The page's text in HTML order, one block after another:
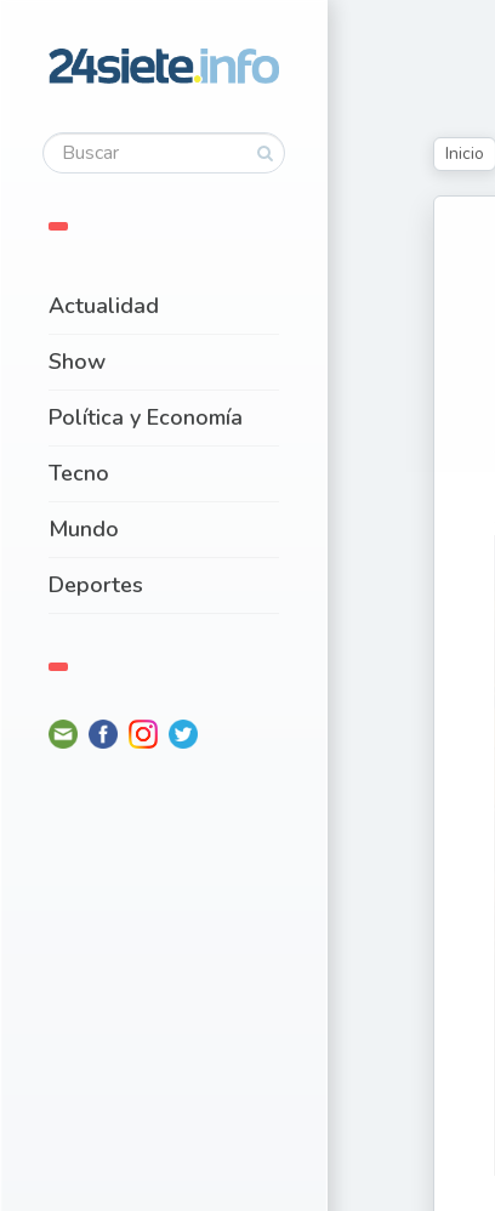
Actualidad
Show
Política y Economía
Tecno
Mundo
Deportes
Inicio